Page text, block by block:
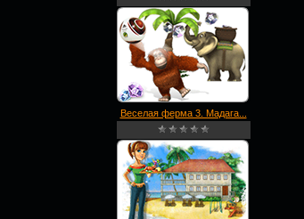
Веселая ферма 3. Мадага...